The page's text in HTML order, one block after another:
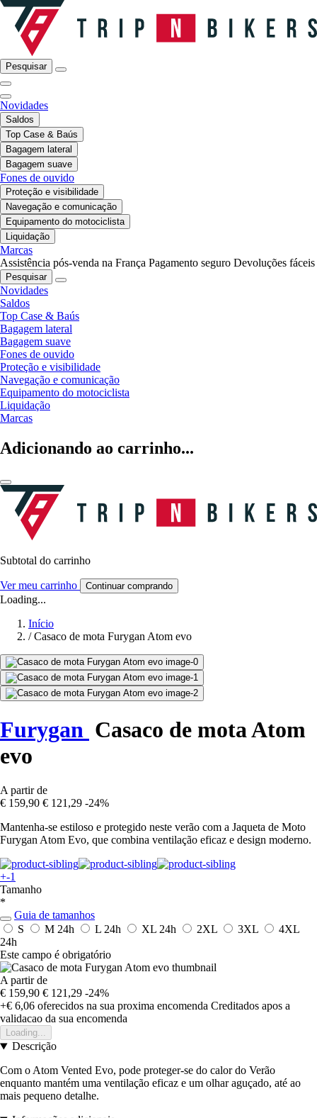
Pesquisar
Novidades
Saldos
Top Case & Baús
Bagagem lateral
Bagagem suave
Fones de ouvido
Proteção e visibilidade
Navegação e comunicação
Equipamento do motociclista
Liquidação
Marcas
Assistência pós-venda na França Pagamento seguro Devoluções fáceis
Pesquisar
Novidades
Saldos
Top Case & Baús
Bagagem lateral
Bagagem suave
Fones de ouvido
Proteção e visibilidade
Navegação e comunicação
Equipamento do motociclista
Liquidação
Marcas
Adicionando ao carrinho...
Subtotal do carrinho
Ver meu carrinho Continuar comprando
Loading...
Início
/ Casaco de mota Furygan Atom evo
Furygan Casaco de mota Atom
evo
A partir de
€ 159,90 € 121,29 -24%
Mantenha-se estiloso e protegido neste verão com a Jaqueta de Moto
Furygan Atom Evo, que combina ventilação eficaz e design moderno.
+-1
Tamanho
*
Guia de tamanhos
S
M 24h L 24h XL 24h 2XL 3XL
4XL
24h
Este campo é obrigatório
A partir de
€ 159,90 € 121,29 -24%
+€ 6,06 oferecidos na sua proxima encomenda Creditados apos a
validacao da sua encomenda
Loading...
Descrição
Com o Atom Vented Evo, pode proteger-se do calor do Verão
enquanto mantém uma ventilação eficaz e um olhar aguçado, até ao
mais pequeno detalhe.